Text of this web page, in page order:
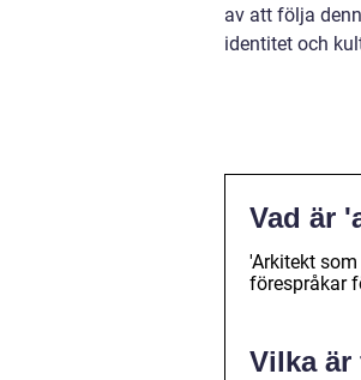
av att följa
identitet och
Vad är
'Arkitekt
förespråkar
Vilka är